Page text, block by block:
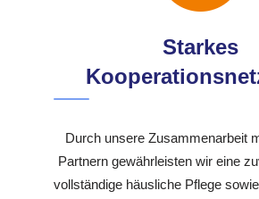
Starkes
Durch unsere Zusammenarbeit
Partnern gewährleisten wir eine
vollständige häusliche Pflege